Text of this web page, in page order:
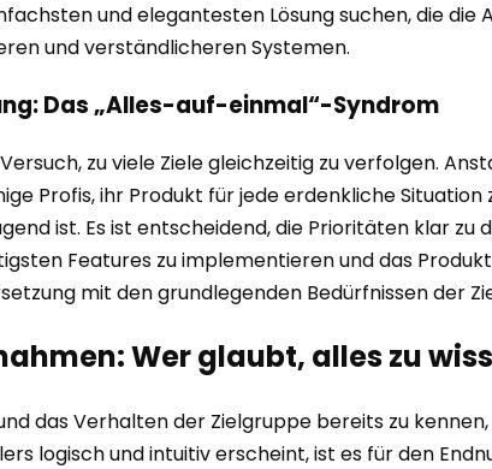
und elegantesten Lösung suchen, die
und verständlicheren Systemen.
Das „Alles-auf-einmal“-Syndrom
zu viele Ziele gleichzeitig zu verfolgen.
Profis, ihr Produkt für jede erdenkliche
ist. Es ist entscheidend, die Prioritäten klar
Features zu implementieren und das
mit den grundlegenden Bedürfnissen der
Wer glaubt, alles zu
das Verhalten der Zielgruppe bereits zu
logisch und intuitiv erscheint, ist es für den